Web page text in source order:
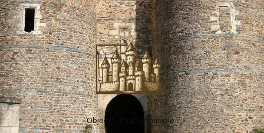
Objectif : toujours visible !